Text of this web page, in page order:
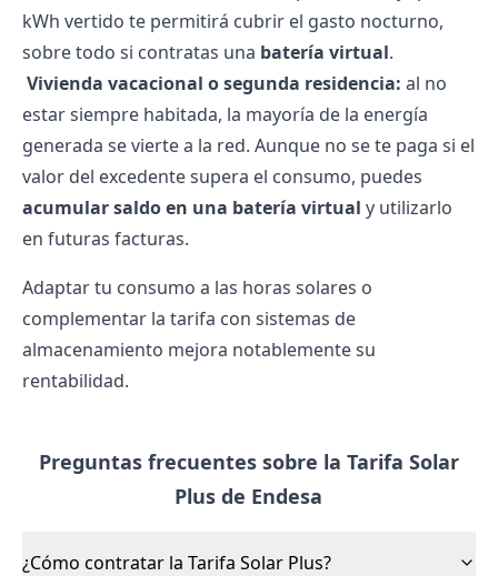
kWh vertido te permitirá cubrir el gasto nocturno,
sobre todo si contratas una batería virtual.
Vivienda vacacional o segunda residencia: al no
estar siempre habitada, la mayoría de la energía
generada se vierte a la red. Aunque no se te paga si el
valor del excedente supera el consumo, puedes
acumular saldo en una batería virtual y utilizarlo
en futuras facturas.
Adaptar tu consumo a las horas solares o
complementar la tarifa con sistemas de
almacenamiento mejora notablemente su
rentabilidad.
Preguntas frecuentes sobre la Tarifa Solar
Plus de Endesa
¿Cómo contratar la Tarifa Solar Plus?